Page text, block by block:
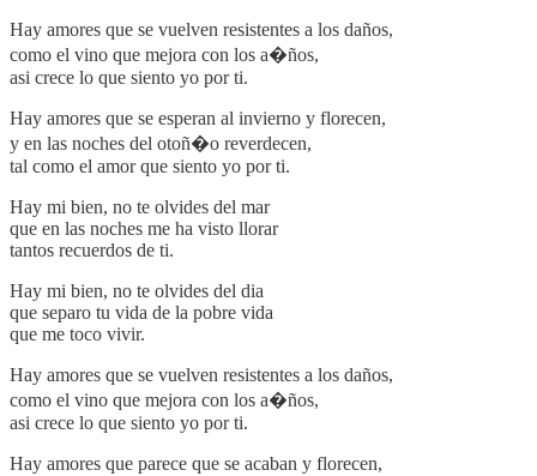
Hay amores que se vuelven resistentes a los daños,
como el vino que mejora con los a�ños,
asi crece lo que siento yo por ti.
Hay amores que se esperan al invierno y florecen,
y en las noches del otoñ�o reverdecen,
tal como el amor que siento yo por ti.
Hay mi bien, no te olvides del mar
que en las noches me ha visto llorar
tantos recuerdos de ti.
Hay mi bien, no te olvides del dia
que separo tu vida de la pobre vida
que me toco vivir.
Hay amores que se vuelven resistentes a los daños,
como el vino que mejora con los a�ños,
asi crece lo que siento yo por ti.
Hay amores que parece que se acaban y florecen,